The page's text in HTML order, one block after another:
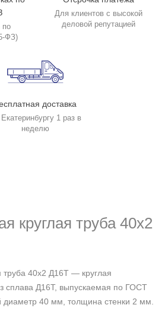
по
ФЗ)
Для клиентов с высокой
деловой репутацией
доставка
1 раз в
неделю
круглая труба 40х2
40х2 Д16Т — круглая
сплава Д16Т, выпускаемая по ГОСТ
40 мм, толщина стенки 2 мм.